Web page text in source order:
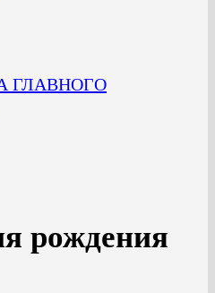
ГЛАВНОГО
рождения